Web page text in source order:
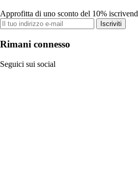
Approfitta di uno sconto del 10%
Iscriviti
Rimani connesso
Seguici sui social